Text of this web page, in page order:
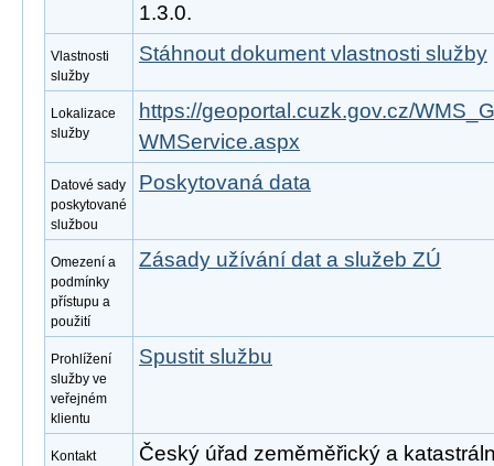
1.3.0.
Vlastnosti
služby
Stáhnout dokument vlastnosti služby
Lokalizace
služby
https://geoportal.cuzk.gov.cz/
WMService.aspx
Datové sady
poskytované
službou
Poskytovaná data
Omezení a
podmínky
přístupu a
použití
Zásady užívání dat a služeb ZÚ
Prohlížení
služby ve
veřejném
klientu
Spustit službu
Kontakt
Český úřad zeměměřický a